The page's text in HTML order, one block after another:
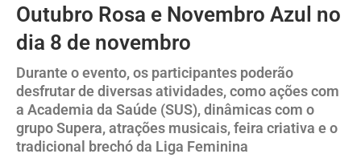
Outubro Rosa e Novembro Azul no
dia 8 de novembro
Durante o evento, os participantes poderão
desfrutar de diversas atividades, como ações com
a Academia da Saúde (SUS), dinâmicas com o
grupo Supera, atrações musicais, feira criativa e o
tradicional brechó da Liga Feminina